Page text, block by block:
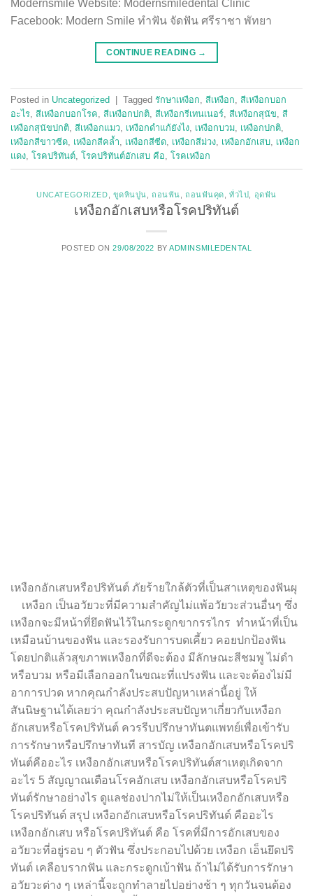
Modernsmile Website: Modernsmiledental Clinic
Facebook: Modern Smile ทำฟัน จัดฟัน ศรีราชา พัทยา
CONTINUE READING →
Posted in Uncategorized Tagged รักษาเหงือก, สีเหงือก, สีเหงือกบอก
อะไร, สีเหงือกบอกโรค, สีเหงือกปกติ, สีเหงือกรีเทนเนอร์, สีเหงือกสุนัข, สี
เหงือกสุนัขปกติ, สีเหงือกแมว, เหงือกดำแก้ยังไง, เหงือกบวม, เหงือกปกติ,
เหงือกสีขาวซีด, เหงือกสีคล้ำ, เหงือกสีซีด, เหงือกสีม่วง, เหงือกอักเสบ, เหงือก
แดง, โรคปริทันต์, โรคปริทันต์อักเสบ คือ, โรคเหงือก
UNCATEGORIZED ขูดหินปูน ถอนฟัน ถอนฟันคุด ,ทั่วไป อุดฟัน
เหงือกอักเสบหรือโรคปริทันต์
POSTED ON29/08/2022 BYADMINSMILEDENTAL
เหงือกอักเสบหรือปริทันต์ ภัยร้ายใกล้ตัวที่เป็นสาเหตุของฟันผุ
เหงือก เป็นอวัยวะที่มีความสำคัญไม่แพ้อวัยวะส่วนอื่นๆ ซึ่ง
เหงือกจะมีหน้าที่ยึดฟันไว้ในกระดูกขากรรไกร ทำหน้าที่เป็น
เหมือนบ้านของฟัน และรองรับการบดเคี้ยว คอยปกป้องฟัน
โดยปกติแล้วสุขภาพเหงือกที่ดีจะต้อง มีลักษณะสีชมพู ไม่ดำ
หรือบวม หรือมีเลือกออกในขณะที่แปรงฟัน และจะต้องไม่มี
อาการปวด หากคุณกำลังประสบปัญหาเหล่านี้อยู่ ให้
สันนิษฐานได้เลยว่า คุณกำลังประสบปัญหาเกี่ยวกับเหงือก
อักเสบหรือโรคปริทันต์ ควรรีบปรึกษาทันตแพทย์เพื่อเข้ารับ
การรักษาหรือปรึกษาทันที สารบัญ เหงือกอักเสบหรือโรคปริ
ทันต์คืออะไร เหงือกอักเสบหรือโรคปริทันต์สาเหตุเกิดจาก
อะไร 5 สัญญาณเตือนโรคอักเสบ เหงือกอักเสบหรือโรคปริ
ทันต์รักษาอย่างไร ดูแลช่องปากไม่ให้เป็นเหงือกอักเสบหรือ
โรคปริทันต์ สรุป เหงือกอักเสบหรือโรคปริทันต์ คืออะไร
เหงือกอักเสบ หรือโรคปริทันต์ คือ โรคที่มีการอักเสบของ
อวัยวะที่อยู่รอบ ๆ ตัวฟัน ซึ่งประกอบไปด้วย เหงือก เอ็นยึดปริ
ทันต์ เคลือบรากฟัน และกระดูกเบ้าฟัน ถ้าไม่ได้รับการรักษา
อวัยวะต่าง ๆ เหล่านี้จะถูกทำลายไปอย่างช้า ๆ ทุกวันจนต้อง